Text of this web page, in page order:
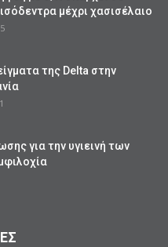
μέχρι χασισέλαιο
της Delta στην
για την υγιεινή των